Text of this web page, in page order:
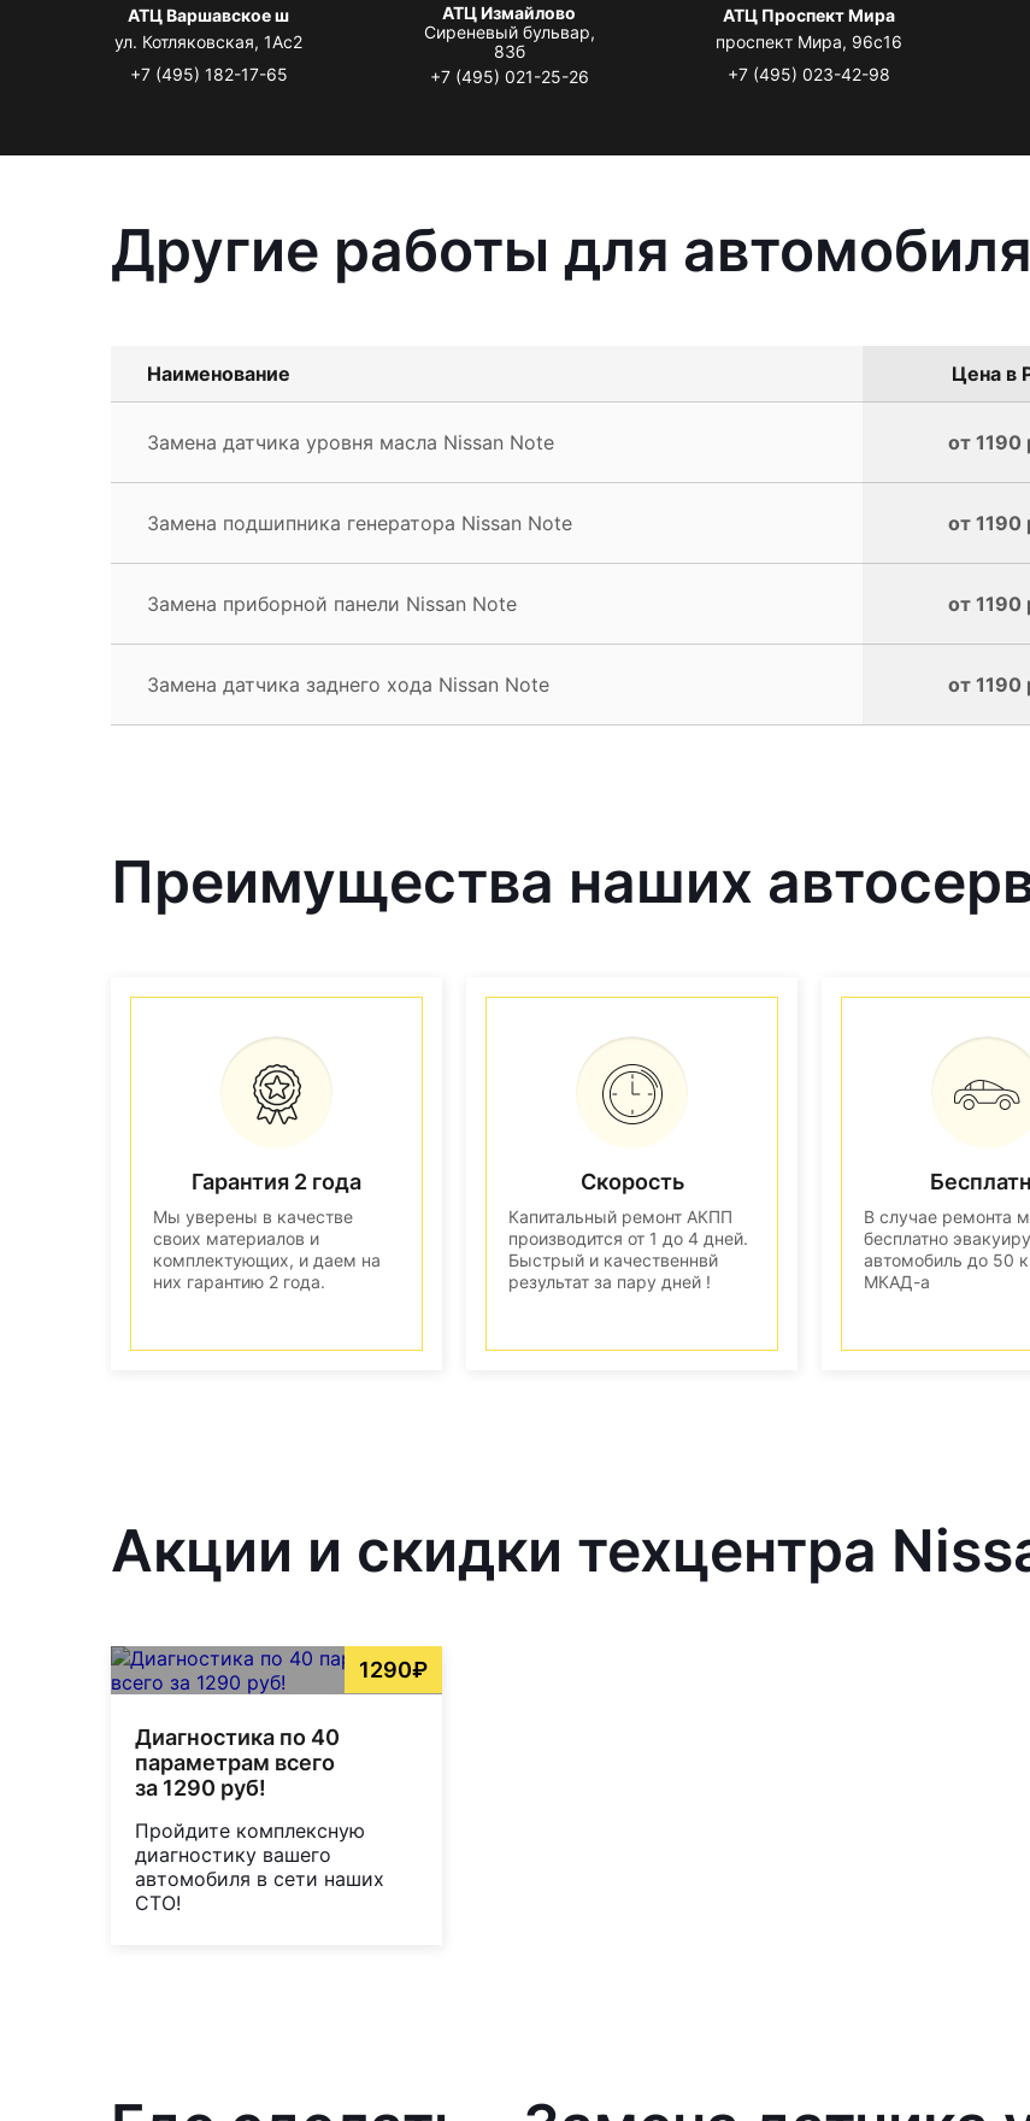
АТЦ Варшавское ш
ул. Котляковская, 1Ас2
+7 (495) 182-17-65
АТЦ Измайлово
Сиреневый бульвар,
83б
+7 (495) 021-25-26
АТЦ Проспект Мира
проспект Мира, 96с16
+7 (495) 023-42-98
Другие работы для
Наименование Цена в
Замена датчика уровня масла Nissan Note от 1190
Замена подшипника генератора Nissan Note от 1190
Замена приборной панели Nissan Note от 1190
Замена датчика заднего хода Nissan Note от 1190
Преимущества наших
Гарантия 2 года
Мы уверены в качестве
своих материалов и
комплектующих, и даем на
них гарантию 2 года.
Скорость
Капитальный ремонт АКПП
производится от 1 до 4 дней.
Быстрый и качественнвй
результат за пару дней !
В случае ремонта
бесплатно
автомобиль до 50
МКАД-а
Акции и скидки техцентра
1290₽
Диагностика по 40
параметрам всего
за 1290 руб!
Пройдите комплексную
диагностику вашего
автомобиля в сети наших
СТО!